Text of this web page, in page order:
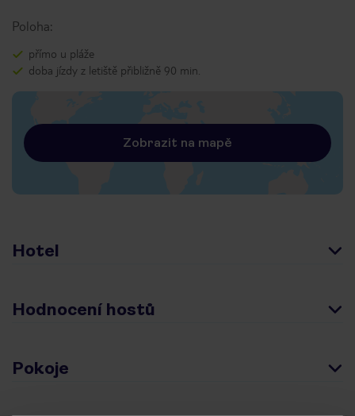
Poloha:
přímo u pláže
doba jízdy z letiště přibližně 90 min.
Zobrazit na mapě
Hotel
Hodnocení hostů
Pokoje